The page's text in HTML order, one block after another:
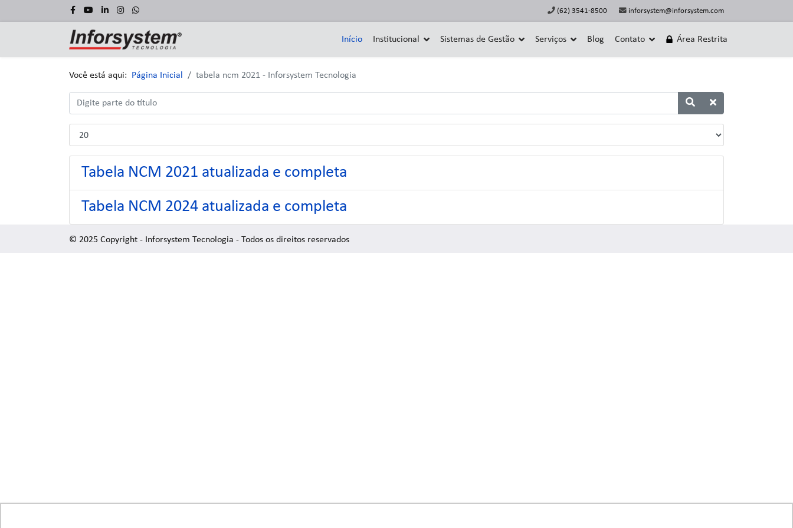
(62) 3541-8500 inforsystem@inforsystem.com
Início Institucional Sistemas de Gestão Serviços Blog Contato Área Restrita
Você está aqui: Página Inicial tabela ncm 2021 - Inforsystem Tecnologia
Tabela NCM 2021 atualizada e completa
Tabela NCM 2024 atualizada e completa
© 2025 Copyright - Inforsystem Tecnologia - Todos os direitos reservados